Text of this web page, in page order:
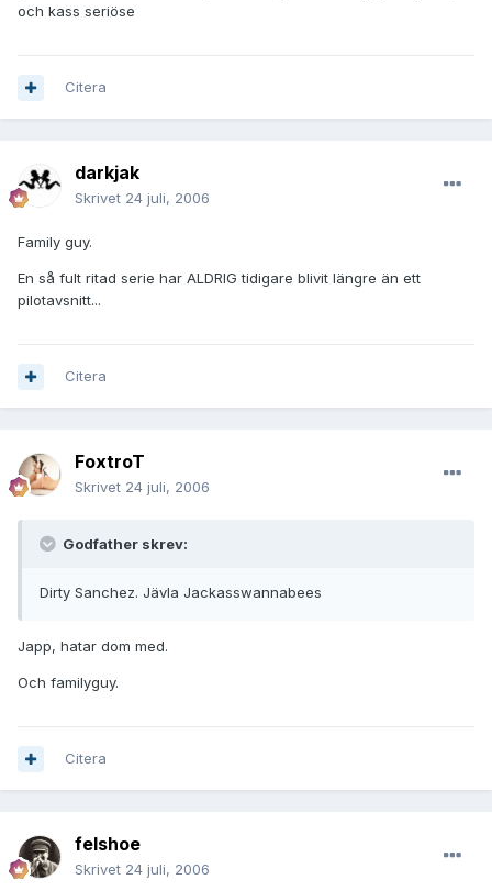
och kass seriöse
Citera
darkjak
Skrivet 24 juli, 2006
Family guy.
En så fult ritad serie har ALDRIG tidigare blivit längre än ett
pilotavsnitt...
Citera
FoxtroT
Skrivet 24 juli, 2006
Godfather skrev:
Dirty Sanchez. Jävla Jackasswannabees
Japp, hatar dom med.
Och familyguy.
Citera
felshoe
Skrivet 24 juli, 2006